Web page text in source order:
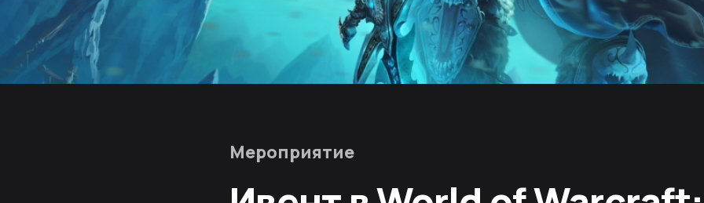
Мероприятие